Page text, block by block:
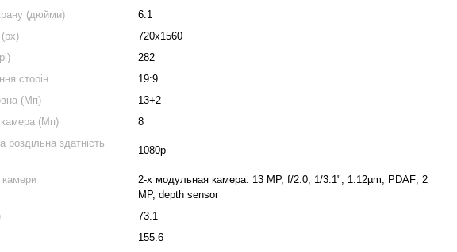
(дюйми)
6.1
720x1560
282
сторін
19:9
(Мп)
13+2
(Мп)
8
роздільна здатність
1080p
камери
2-х модульная камера: 13 MP, f/2.0, 1/3.1", 1.12µm, PDAF; 2
MP, depth sensor
73.1
155.6